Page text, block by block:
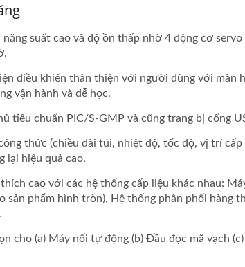
năng suất cao và độ ồn thấp nhờ 4 động cơ
điều khiển thân thiện với người dùng với màn
vận hành và dễ học.
tiêu chuẩn PIC/S-GMP và cũng trang bị cổng
thức (chiều dài túi, nhiệt độ, tốc độ, vị trí
lại hiệu quả cao.
cao với các hệ thống cấp liệu khác nhau:
sản phẩm hình tròn), Hệ thống phân phối hàng
cho (a) Máy nối tự động (b) Đầu đọc mã vạch